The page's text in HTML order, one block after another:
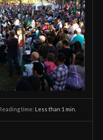
time: Less than 1 min.